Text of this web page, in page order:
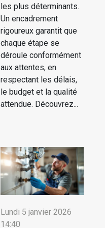
les plus déterminants.
Un encadrement
rigoureux garantit que
chaque étape se
déroule conformément
aux attentes, en
respectant les délais,
le budget et la qualité
attendue. Découvrez...
Lundi 5 janvier 2026
14:40